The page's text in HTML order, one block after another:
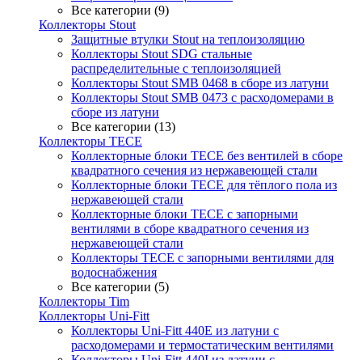
Все категории (9)
Коллекторы Stout
Защитные втулки Stout на теплоизоляцию
Коллекторы Stout SDG стальные
распределительные с теплоизоляцией
Коллекторы Stout SMB 0468 в сборе из латуни
Коллекторы Stout SMB 0473 с расходомерами в
сборе из латуни
Все категории (13)
Коллекторы TECE
Коллекторные блоки TECE без вентилей в сборе
квадратного сечения из нержавеющей стали
Коллекторные блоки TECE для тёплого пола из
нержавеющей стали
Коллекторные блоки TECE с запорными
вентилями в сборе квадратного сечения из
нержавеющей стали
Коллекторы TECE с запорными вентилями для
водоснабжения
Все категории (5)
Коллекторы Tim
Коллекторы Uni-Fitt
Коллекторы Uni-Fitt 440E из латуни с
расходомерами и термостатическим вентилями